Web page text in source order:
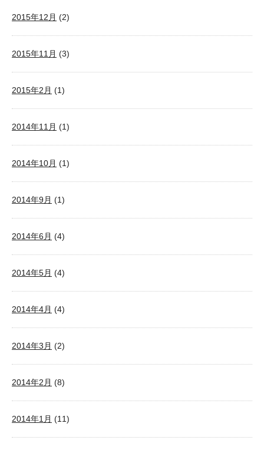
2015年12月 (2)
2015年11月 (3)
2015年2月 (1)
2014年11月 (1)
2014年10月 (1)
2014年9月 (1)
2014年6月 (4)
2014年5月 (4)
2014年4月 (4)
2014年3月 (2)
2014年2月 (8)
2014年1月 (11)